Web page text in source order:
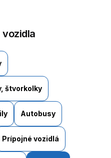
štvorkolky
Autobusy
Prípojné vozidlá